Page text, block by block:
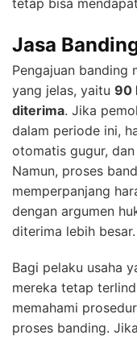
tetap bisa
Jasa
Pengajuan banding
yang jelas, yaitu 90
diterima. Jika
dalam periode ini,
otomatis gugur,
Namun, proses
memperpanjang
dengan argumen
diterima lebih besar.
Bagi pelaku usaha
mereka tetap
memahami
proses banding.